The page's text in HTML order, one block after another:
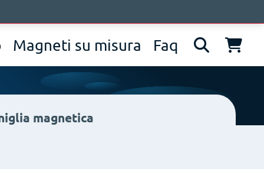
Magneti su misura Faq
magnetica